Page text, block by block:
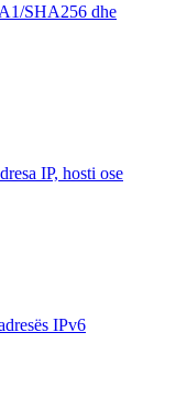
SHA256 dhe
IP, hosti ose
IPv6